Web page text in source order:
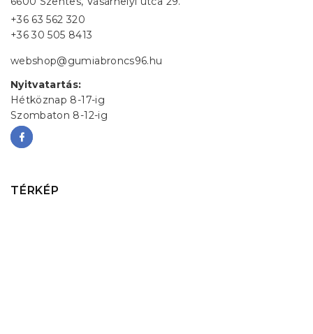
+36 63 562 320
+36 30 505 8413
webshop@gumiabroncs96.hu
Nyitvatartás:
Hétköznap 8-17-ig
Szombaton 8-12-ig
TÉRKÉP